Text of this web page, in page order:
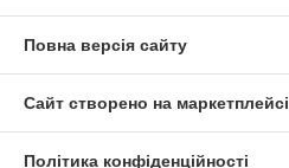
Повна версія сайту
Сайт створено на маркетплейсі
Політика конфіденційності